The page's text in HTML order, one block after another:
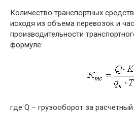
Количество транспортных
исходя из объема перевозок и
производительности
формуле:
где Q – грузооборот за